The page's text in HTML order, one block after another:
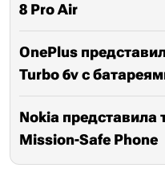
8 Pro Air
OnePlus
Turbo 6v с
Nokia представила
Mission-Safe Phone